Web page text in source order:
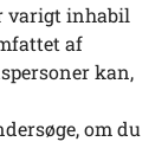
varigt inhabil
af
kan,
om du